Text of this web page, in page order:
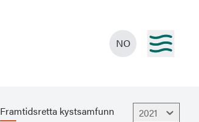
NO
Framtidsretta kystsamfunn 2021